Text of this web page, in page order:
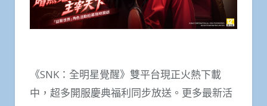
《SNK：全明星覺醒》雙平台現正火熱下載
中，超多開服慶典福利同步放送。更多最新活